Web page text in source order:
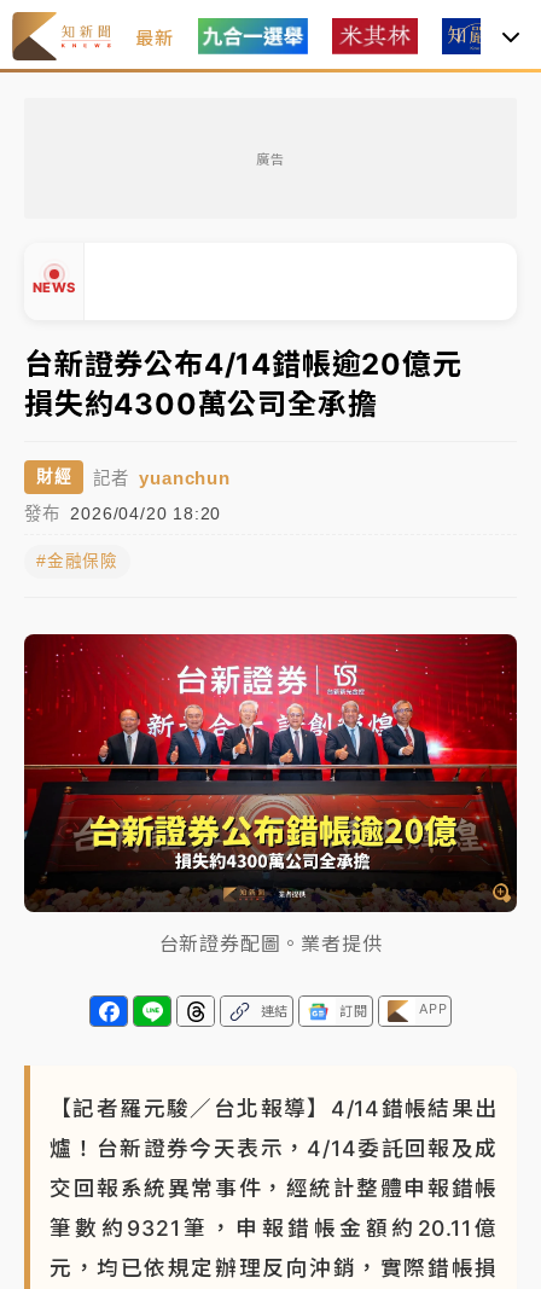
最新
廣告
NEWS
處置制度大變革！ 證交所今起縮短股票「關禁閉」天
才續任就飛美國大學面試 清大校長高為元致歉：機會
到來時引起我的好奇
地午後雷雨
分析｜ 7月營收甫首破單月9000億元下半年續旺指
中租控股7月營收創今年新高 前7月獲利成長6%
獨家｜
和欣客運總裁逝世！少東涉洗錢遭收押 戴手銬
腳鐐提前奔靈堂畫面曝
處置制度大變革！ 證交所今起縮短股票「關禁閉」天
數與撮合時間
才續任就飛美國大學面試 清大校長高為元致歉：機會
到來時引起我的好奇
地午後雷雨
傳奇名帥驚傳離世！曾以「瘋狂籃球」震撼聯
盟 兩大愛徒向他致
台新證券公布4/14錯帳逾20億元
損失約4300萬公司全承擔
財經 記者 yuanchun
發布 2026/04/20 18:20
#金融保險
台新證券配圖。業者提供
連結 訂閱 APP
【記者羅元駿／台北報導】4/14錯帳結果出
爐！台新證券今天表示，4/14委託回報及成
交回報系統異常事件，經統計整體申報錯帳
筆數約9321筆，申報錯帳金額約20.11億
元，均已依規定辦理反向沖銷，實際錯帳損